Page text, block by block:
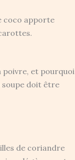
coco apporte
poivre, et pourquoi
soupe doit être
de coriandre